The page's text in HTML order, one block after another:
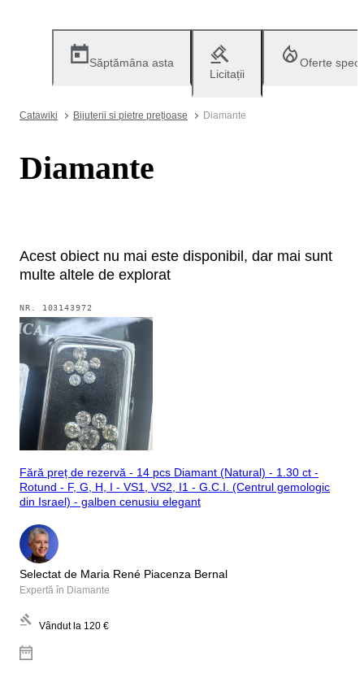
Săptămâna asta
Licitații
Oferte
Catawiki Bijuterii si pietre prețioase Diamante
Diamante
Acest obiect nu mai este disponibil, dar mai sunt
multe altele de explorat
NR. 103143972
Fără preț de rezervă - 14 pcs Diamant (Natural) - 1.30 ct -
Rotund - F, G, H, I - VS1, VS2, I1 - G.C.I. (Centrul gemologic
din Israel) - galben cenusiu elegant
Selectat de Maria René Piacenza Bernal
Expertă în Diamante
Vândut la 120 €